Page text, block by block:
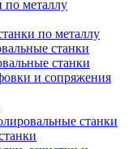
металлу
по металлу
станки
станки
и сопряжения
станки